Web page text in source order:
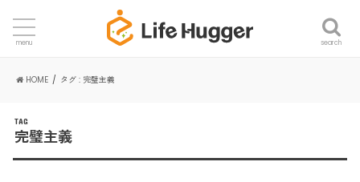
search
menu
HOME タグ : 完璧主義
TAG
完璧主義